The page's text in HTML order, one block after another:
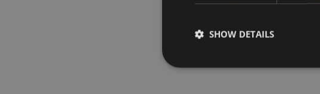
SHOW DETAILS